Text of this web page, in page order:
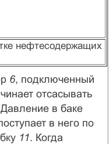
нефтесодержащих
6, подключенный
отсасывать
в баке
в него по
11. Когда